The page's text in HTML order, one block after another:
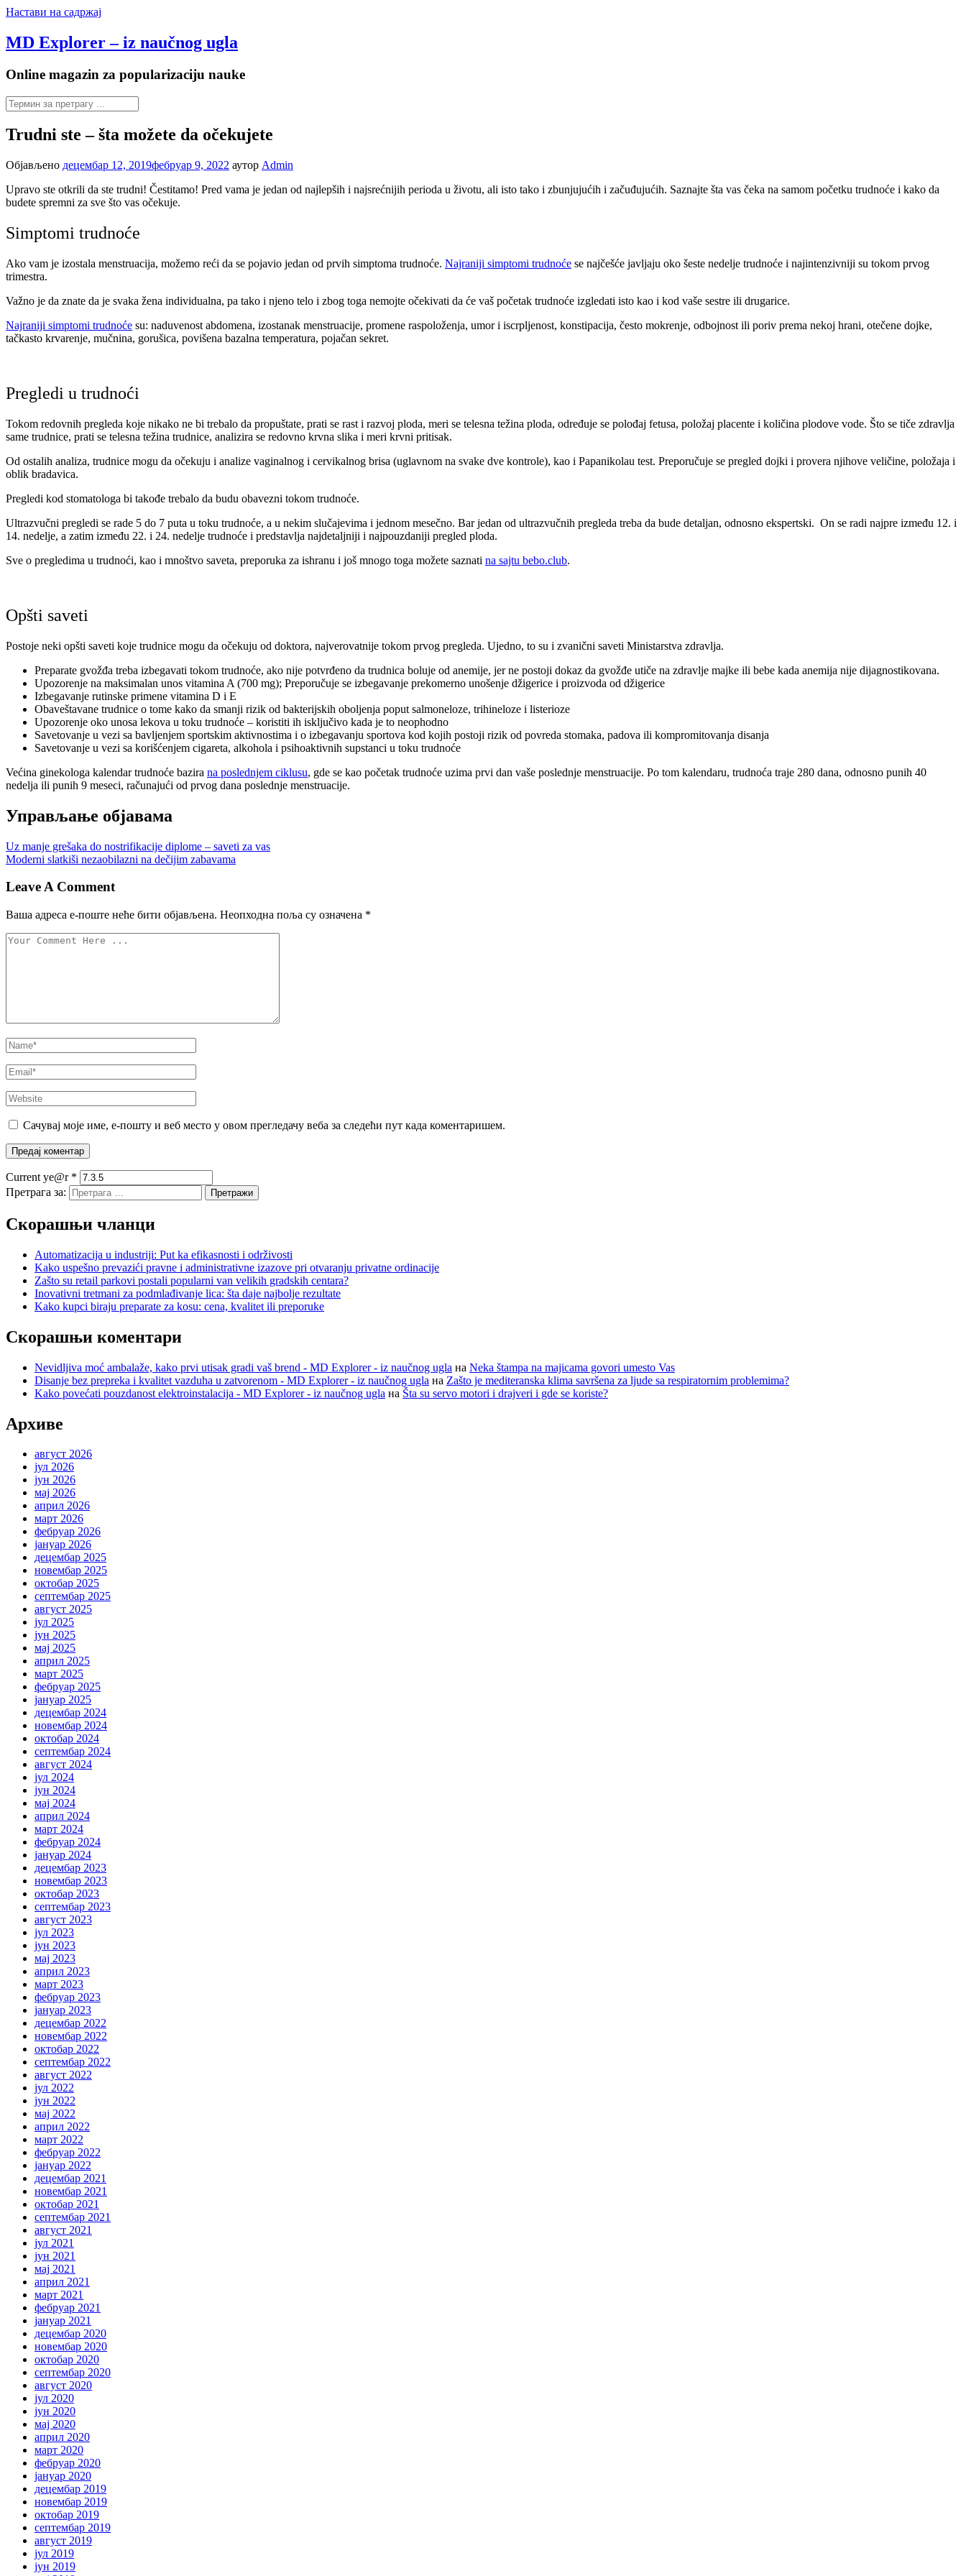
Настави на садржај
MD Explorer – iz naučnog ugla
Online magazin za popularizaciju nauke
Trudni ste – šta možete da očekujete
Објављено децембар 12, 2019фебруар 9, 2022 аутор Admin
Upravo ste otkrili da ste trudni! Čestitamo! Pred vama je jedan od najlepših i najsrećnijih perioda u životu, ali isto tako i zbunjujućih i začuđujućih. Saznajte šta vas čeka na samom početku trudnoće i kako da
budete spremni za sve što vas očekuje.
Simptomi trudnoće
Ako vam je izostala menstruacija, možemo reći da se pojavio jedan od prvih simptoma trudnoće. Najraniji simptomi trudnoće se najčešće javljaju oko šeste nedelje trudnoće i najintenzivniji su tokom prvog
trimestra.
Važno je da znate da je svaka žena individualna, pa tako i njeno telo i zbog toga nemojte očekivati da će vaš početak trudnoće izgledati isto kao i kod vaše sestre ili drugarice.
Najraniji simptomi trudnoće su: naduvenost abdomena, izostanak menstruacije, promene raspoloženja, umor i iscrpljenost, konstipacija, često mokrenje, odbojnost ili poriv prema nekoj hrani, otečene dojke,
tačkasto krvarenje, mučnina, gorušica, povišena bazalna temperatura, pojačan sekret.
Pregledi u trudnoći
Tokom redovnih pregleda koje nikako ne bi trebalo da propuštate, prati se rast i razvoj ploda, meri se telesna težina ploda, određuje se polođaj fetusa, položaj placente i količina plodove vode. Što se tiče zdravlja
same trudnice, prati se telesna težina trudnice, analizira se redovno krvna slika i meri krvni pritisak.
Od ostalih analiza, trudnice mogu da očekuju i analize vaginalnog i cervikalnog brisa (uglavnom na svake dve kontrole), kao i Papanikolau test. Preporučuje se pregled dojki i provera njihove veličine, položaja i
oblik bradavica.
Pregledi kod stomatologa bi takođe trebalo da budu obavezni tokom trudnoće.
Ultrazvučni pregledi se rade 5 do 7 puta u toku trudnoće, a u nekim slučajevima i jednom mesečno. Bar jedan od ultrazvučnih pregleda treba da bude detaljan, odnosno ekspertski. On se radi najpre između 12. i
14. nedelje, a zatim između 22. i 24. nedelje trudnoće i predstavlja najdetaljniji i najpouzdaniji pregled ploda.
Sve o pregledima u trudnoći, kao i mnoštvo saveta, preporuka za ishranu i još mnogo toga možete saznati na sajtu bebo.club.
Opšti saveti
Postoje neki opšti saveti koje trudnice mogu da očekuju od doktora, najverovatnije tokom prvog pregleda. Ujedno, to su i zvanični saveti Ministarstva zdravlja.
Preparate gvožđa treba izbegavati tokom trudnoće, ako nije potvrđeno da trudnica boluje od anemije, jer ne postoji dokaz da gvožđe utiče na zdravlje majke ili bebe kada anemija nije dijagnostikovana.
Upozorenje na maksimalan unos vitamina A (700 mg); Preporučuje se izbegavanje prekomerno unošenje džigerice i proizvoda od džigerice
Izbegavanje rutinske primene vitamina D i E
Obaveštavane trudnice o tome kako da smanji rizik od bakterijskih oboljenja poput salmoneloze, trihineloze i listerioze
Upozorenje oko unosa lekova u toku trudnoće – koristiti ih isključivo kada je to neophodno
Savetovanje u vezi sa bavljenjem sportskim aktivnostima i o izbegavanju sportova kod kojih postoji rizik od povreda stomaka, padova ili kompromitovanja disanja
Savetovanje u vezi sa korišćenjem cigareta, alkohola i psihoaktivnih supstanci u toku trudnoće​
Većina ginekologa kalendar trudnoće bazira na poslednjem ciklusu, gde se kao početak trudnoće uzima prvi dan vaše poslednje menstruacije. Po tom kalendaru, trudnoća traje 280 dana, odnosno punih 40
nedelja ili punih 9 meseci, računajući od prvog dana poslednje menstruacije.
Управљање објавама
Uz manje grešaka do nostrifikacije diplome – saveti za vas
Moderni slatkiši nezaobilazni na dečijim zabavama
Leave A Comment
Ваша адреса е-поште неће бити објављена. Неопходна поља су означена *
Сачувај моје име, е-пошту и веб место у овом прегледачу веба за следећи пут када коментаришем.
Current ye@r *
Претрага за:
Скорашњи чланци
Automatizacija u industriji: Put ka efikasnosti i održivosti
Kako uspešno prevazići pravne i administrativne izazove pri otvaranju privatne ordinacije
Zašto su retail parkovi postali popularni van velikih gradskih centara?
Inovativni tretmani za podmlađivanje lica: šta daje najbolje rezultate
Kako kupci biraju preparate za kosu: cena, kvalitet ili preporuke
Скорашњи коментари
Nevidljiva moć ambalaže, kako prvi utisak gradi vaš brend - MD Explorer - iz naučnog ugla на Neka štampa na majicama govori umesto Vas
Disanje bez prepreka i kvalitet vazduha u zatvorenom - MD Explorer - iz naučnog ugla на Zašto je mediteranska klima savršena za ljude sa respiratornim problemima?
Kako povećati pouzdanost elektroinstalacija - MD Explorer - iz naučnog ugla на Šta su servo motori i drajveri i gde se koriste?
Архиве
август 2026
јул 2026
јун 2026
мај 2026
април 2026
март 2026
фебруар 2026
јануар 2026
децембар 2025
новембар 2025
октобар 2025
септембар 2025
август 2025
јул 2025
јун 2025
мај 2025
април 2025
март 2025
фебруар 2025
јануар 2025
децембар 2024
новембар 2024
октобар 2024
септембар 2024
август 2024
јул 2024
јун 2024
мај 2024
април 2024
март 2024
фебруар 2024
јануар 2024
децембар 2023
новембар 2023
октобар 2023
септембар 2023
август 2023
јул 2023
јун 2023
мај 2023
април 2023
март 2023
фебруар 2023
јануар 2023
децембар 2022
новембар 2022
октобар 2022
септембар 2022
август 2022
јул 2022
јун 2022
мај 2022
април 2022
март 2022
фебруар 2022
јануар 2022
децембар 2021
новембар 2021
октобар 2021
септембар 2021
август 2021
јул 2021
јун 2021
мај 2021
април 2021
март 2021
фебруар 2021
јануар 2021
децембар 2020
новембар 2020
октобар 2020
септембар 2020
август 2020
јул 2020
јун 2020
мај 2020
април 2020
март 2020
фебруар 2020
јануар 2020
децембар 2019
новембар 2019
октобар 2019
септембар 2019
август 2019
јул 2019
јун 2019